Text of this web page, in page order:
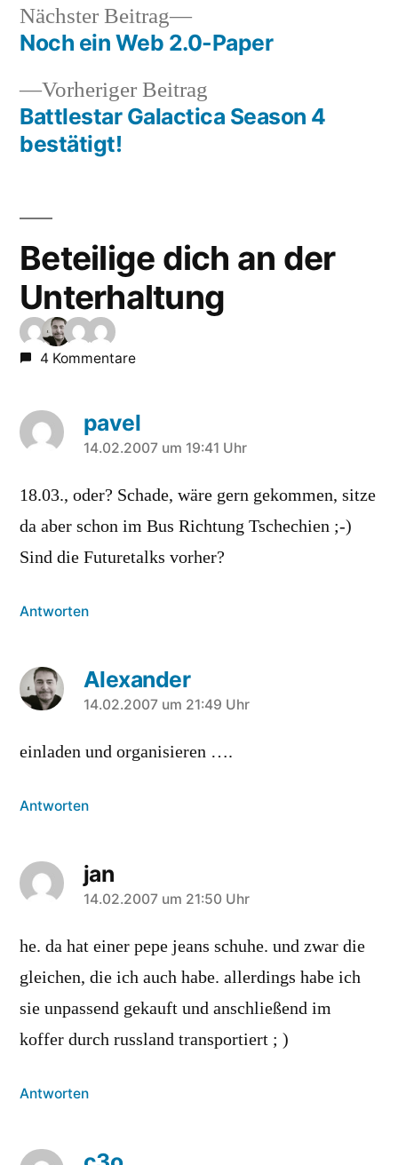
Beitragsnavigation
Vorheriger Beitrag
Beitrag:
Battlestar Galactica Season 4
bestätigt!
Nächster Beitrag
Nächster
Beitrag:
Noch ein Web 2.0-Paper
Beteilige dich an der
Unterhaltung
4 Kommentare
pavel
sagt:
14.02.2007 um 19:41 Uhr
18.03., oder? Schade, wäre gern gekommen, sitze
da aber schon im Bus Richtung Tschechien ;-)
Sind die Futuretalks vorher?
Antworten
Alexander
sagt:
14.02.2007 um 21:49 Uhr
einladen und organisieren ….
Antworten
jan
sagt:
14.02.2007 um 21:50 Uhr
he. da hat einer pepe jeans schuhe. und zwar die
gleichen, die ich auch habe. allerdings habe ich
sie unpassend gekauft und anschließend im
koffer durch russland transportiert ; )
Antworten